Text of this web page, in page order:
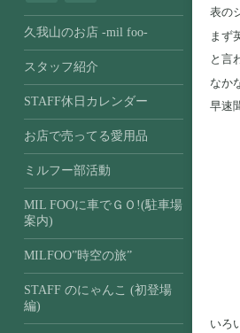
表の
まず
と言
なか
早速
いろ
久我山のお店 -mil foo-
スタッフ紹介
STAFF休日カレンダー
お店で売ってる愛用品
ミルフー部活動
MIL FOOに車でＧＯ!(駐車場
案内)
MILFOO”時空の旅”
STAFF のにゃんこ (初登場
編)